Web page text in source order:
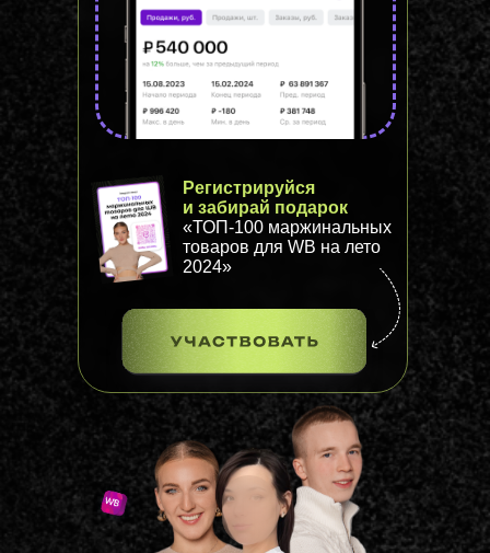
Регистрируйся
и забирай подарок
«ТОП-100 маржинальных
товаров для WB на лето
2024»